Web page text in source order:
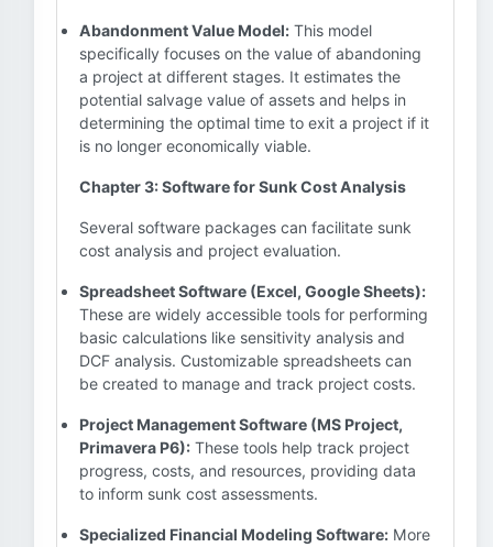
Abandonment Value Model: This model
specifically focuses on the value of abandoning
a project at different stages. It estimates the
potential salvage value of assets and helps in
determining the optimal time to exit a project if it
is no longer economically viable.
Chapter 3: Software for Sunk Cost Analysis
Several software packages can facilitate sunk
cost analysis and project evaluation.
Spreadsheet Software (Excel, Google Sheets):
These are widely accessible tools for performing
basic calculations like sensitivity analysis and
DCF analysis. Customizable spreadsheets can
be created to manage and track project costs.
Project Management Software (MS Project,
Primavera P6): These tools help track project
progress, costs, and resources, providing data
to inform sunk cost assessments.
Specialized Financial Modeling Software: More